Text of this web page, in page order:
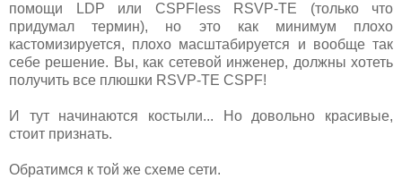
помощи LDP или CSPFless RSVP-TE (только что
придумал термин), но это как минимум плохо
кастомизируется, плохо масштабируется и вообще так
себе решение. Вы, как сетевой инженер, должны хотеть
получить все плюшки RSVP-TE CSPF!
И тут начинаются костыли... Но довольно красивые,
стоит признать.
Обратимся к той же схеме сети.